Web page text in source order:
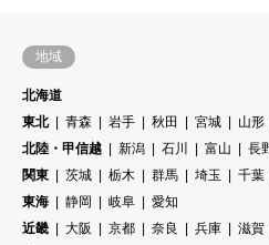
地域
北海道
東北
青森 岩手 秋田 宮城 山形
北陸・甲信越
新潟 石川 富山 長
関東
茨城 栃木 群馬 埼玉 千葉
東海
静岡 岐阜
愛知
近畿
大阪 京都 奈良 兵庫 滋賀